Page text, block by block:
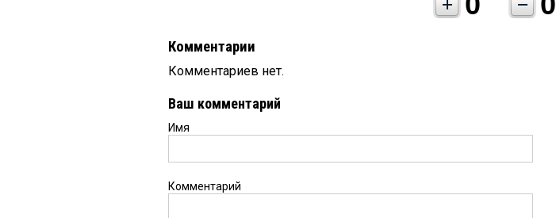
Комментарии
Комментариев нет.
Ваш комментарий
Имя
Комментарий